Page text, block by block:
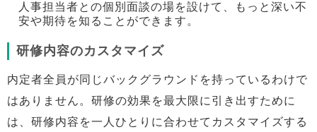
人事担当者との個別面談の場を設けて、もっと深い不
安や期待を知ることができます。
研修内容のカスタマイズ
内定者全員が同じバックグラウンドを持っているわけで
はありません。研修の効果を最大限に引き出すために
は、研修内容を一人ひとりに合わせてカスタマイズする